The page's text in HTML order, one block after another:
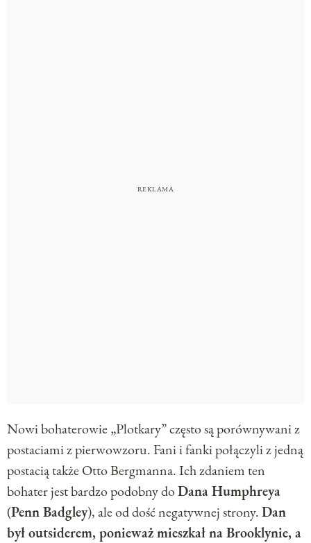
Nowi bohaterowie „Plotkary” często są porównywani z
postaciami z pierwowzoru. Fani i fanki połączyli z jedną
postacią także Otto Bergmanna. Ich zdaniem ten
bohater jest bardzo podobny doDana Humphreya
(Penn Badgley), ale od dość negatywnej strony.Dan
był outsiderem, ponieważ mieszkał na Brooklynie, a